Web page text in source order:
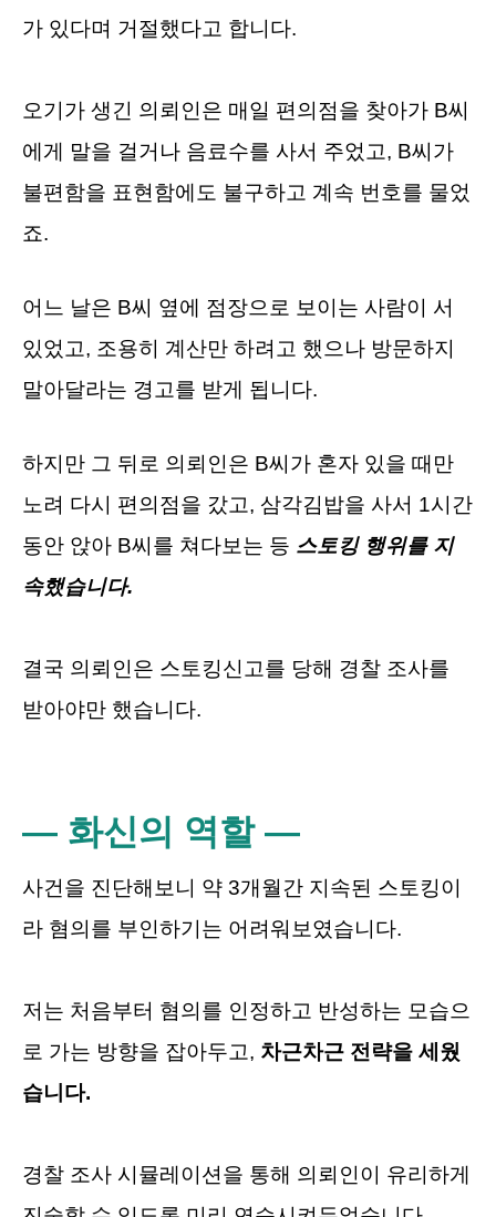
가 있다며 거절했다고 합니다.
오기가 생긴 의뢰인은 매일 편의점을 찾아가 B씨
에게 말을 걸거나 음료수를 사서 주었고, B씨가
불편함을 표현함에도 불구하고 계속 번호를 물었
죠.
어느 날은 B씨 옆에 점장으로 보이는 사람이 서
있었고, 조용히 계산만 하려고 했으나 방문하지
말아달라는 경고를 받게 됩니다.
하지만 그 뒤로 의뢰인은 B씨가 혼자 있을 때만
노려 다시 편의점을 갔고, 삼각김밥을 사서 1시간
동안 앉아 B씨를 쳐다보는 등 스토킹 행위를 지
속했습니다.
결국 의뢰인은 스토킹신고를 당해 경찰 조사를
받아야만 했습니다.
― 화신의 역할 ―
사건을 진단해보니 약 3개월간 지속된 스토킹이
라 혐의를 부인하기는 어려워보였습니다.
저는 처음부터 혐의를 인정하고 반성하는 모습으
로 가는 방향을 잡아두고, 차근차근 전략을 세웠
습니다.
경찰 조사 시뮬레이션을 통해 의뢰인이 유리하게